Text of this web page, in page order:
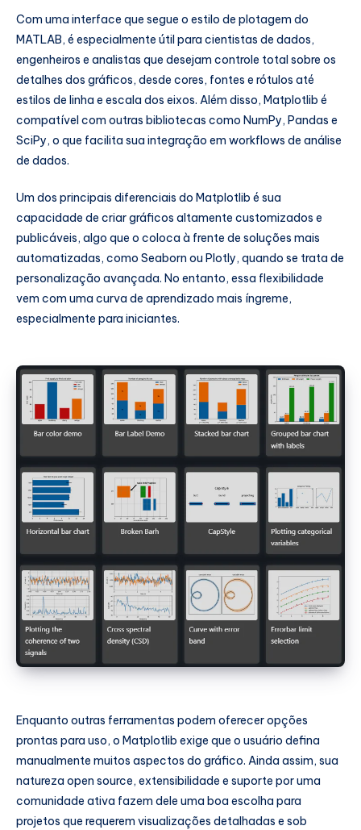
Com uma interface que segue o estilo de plotagem do
MATLAB, é especialmente útil para cientistas de dados,
engenheiros e analistas que desejam controle total sobre os
detalhes dos gráficos, desde cores, fontes e rótulos até
estilos de linha e escala dos eixos. Além disso, Matplotlib é
compatível com outras bibliotecas como NumPy, Pandas e
SciPy, o que facilita sua integração em workflows de análise
de dados.
Um dos principais diferenciais do Matplotlib é sua
capacidade de criar gráficos altamente customizados e
publicáveis, algo que o coloca à frente de soluções mais
automatizadas, como Seaborn ou Plotly, quando se trata de
personalização avançada. No entanto, essa flexibilidade
vem com uma curva de aprendizado mais íngreme,
especialmente para iniciantes.
Enquanto outras ferramentas podem oferecer opções
prontas para uso, o Matplotlib exige que o usuário defina
manualmente muitos aspectos do gráfico. Ainda assim, sua
natureza open source, extensibilidade e suporte por uma
comunidade ativa fazem dele uma boa escolha para
projetos que requerem visualizações detalhadas e sob